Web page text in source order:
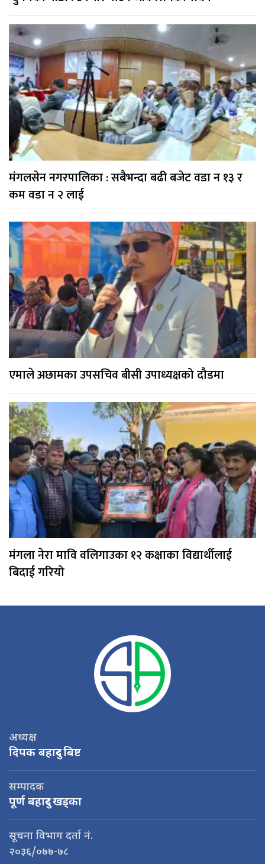
मंगलसेन नगरपालिका : सबैभन्दा बढी बजेट वडा न १३ र
कम वडा न २ लाई
एमाले अछामका उपसचिव बीसी उपाध्यक्षको दौडमा
मंगला नेरा मावि वलिगाउका १२ कक्षाका विद्यार्थीलाई
बिदाई गरियो
अध्यक्ष
दिपक बहादुर बिष्ट
सम्पादक
पूर्ण बहादुर खड्का
सूचना विभाग दर्ता नं.
२०३६/०७७-७८